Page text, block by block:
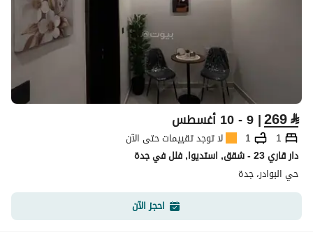
⃁
269| 9 - 10 أغسطس
1
1
لا توجد تقييمات حتى الآن
دار قاري 23 - شقق, استديوا, فلل في جدة
حي البوادر، جدة
احجز الآن